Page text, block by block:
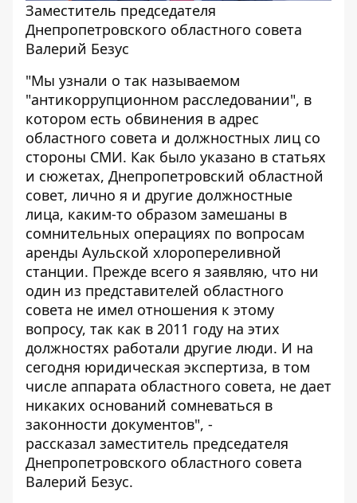
Заместитель председателя
Днепропетровского областного совета
Валерий Безус
"Мы узнали о так называемом
"антикоррупционном расследовании", в
котором есть обвинения в адрес
областного совета и должностных лиц со
стороны СМИ. Как было указано в статьях
и сюжетах, Днепропетровский областной
совет, лично я и другие должностные
лица, каким-то образом замешаны в
сомнительных операциях по вопросам
аренды Аульской хлоропереливной
станции. Прежде всего я заявляю, что ни
один из представителей областного
совета не имел отношения к этому
вопросу, так как в 2011 году на этих
должностях работали другие люди. И на
сегодня юридическая экспертиза, в том
числе аппарата областного совета, не дает
никаких оснований сомневаться в
законности документов", -
рассказал заместитель председателя
Днепропетровского областного совета
Валерий Безус.